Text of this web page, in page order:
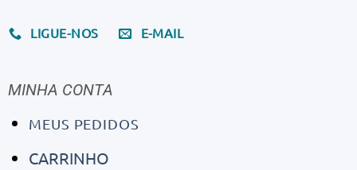
LIGUE-NOS E-MAIL
MINHA CONTA
MEUS PEDIDOS
CARRINHO